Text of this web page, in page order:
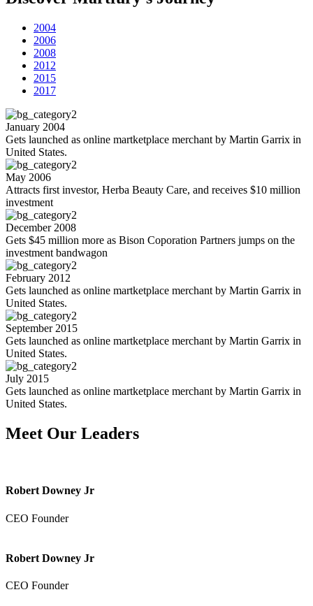
2004
2006
2008
2012
2015
2017
January 2004
Gets launched as online martketplace merchant by Martin Garrix in
United States.
May 2006
Attracts first investor, Herba Beauty Care, and receives $10 million
investment
December 2008
Gets $45 million more as Bison Coporation Partners jumps on the
investment bandwagon
February 2012
Gets launched as online martketplace merchant by Martin Garrix in
United States.
September 2015
Gets launched as online martketplace merchant by Martin Garrix in
United States.
July 2015
Gets launched as online martketplace merchant by Martin Garrix in
United States.
Meet Our Leaders
Robert Downey Jr
CEO Founder
Robert Downey Jr
CEO Founder